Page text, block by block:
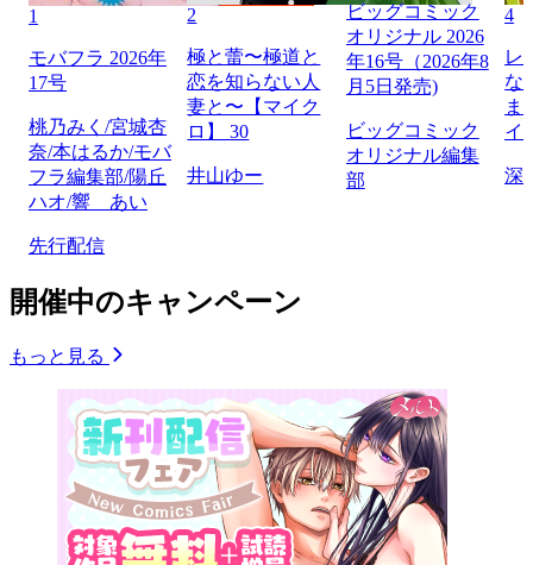
1
モバフラ 2026年
17号
桃乃みく/宮城杏
奈/本はるか/モバ
フラ編集部/陽丘
ハオ/響 あい
先行配信
2
極と蕾〜極道と
恋を知らない人
妻と〜【マイク
ロ】 30
井山ゆー
ビッグコミック
オリジナル 2026
年16号（2026年8
月5日発売)
ビッグコミック
オリジナル編集
部
4
レ
な
ま
イ
深
開催中のキャンペーン
もっと見る